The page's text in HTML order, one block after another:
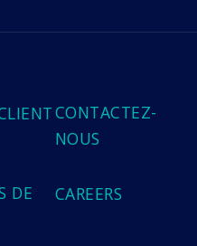
CONTACTEZ-
NOUS
DE
CAREERS